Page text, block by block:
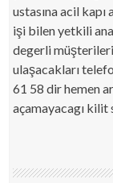
ustasına acil
işi bilen yetkili
degerli
ulaşacakları
61 58 dir hemen
açamayacagı